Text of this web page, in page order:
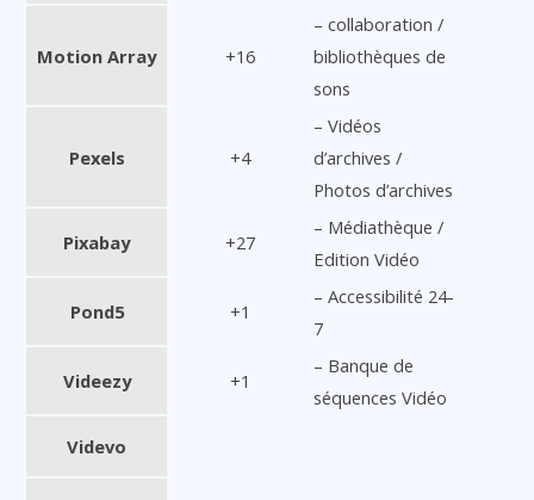
Motion Array +16
– collaboration /
bibliothèques de
sons
Pexels +4
– Vidéos
d’archives /
Photos d’archives
Pixabay +27
– Médiathèque /
Edition Vidéo
Pond5 +1
– Accessibilité 24-
7
Videezy +1
– Banque de
séquences Vidéo
Videvo